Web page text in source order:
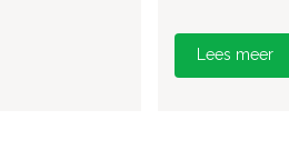
Lees meer